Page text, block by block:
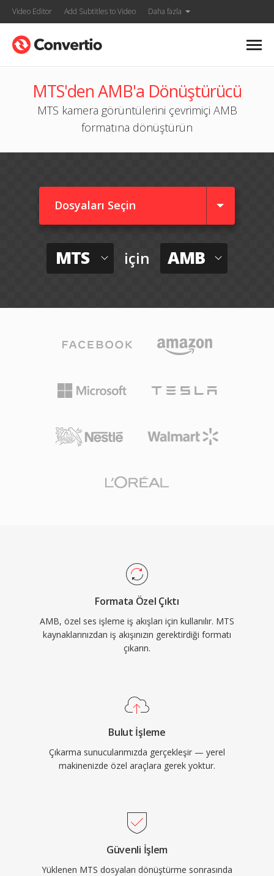
Video Editor Add Subtitles to Video Daha fazla
MTS'den AMB'a Dönüştürücü
MTS kamera görüntülerini çevrimiçi AMB
formatına dönüştürün
Dosyaları Seçin
MTS için AMB
Formata Özel Çıktı
AMB, özel ses işleme iş akışları için kullanılır. MTS
kaynaklarınızdan iş akışınızın gerektirdiği formatı
çıkarın.
Bulut İşleme
Çıkarma sunucularımızda gerçekleşir — yerel
makinenizde özel araçlara gerek yoktur.
Güvenli İşlem
Yüklenen MTS dosyaları dönüştürme sonrasında